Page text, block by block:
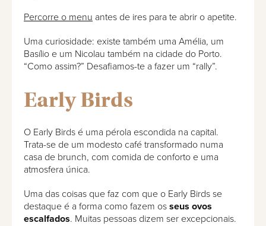
Percorre o menu antes de ires para te abrir o apetite.
Uma curiosidade: existe também uma Amélia, um
Basílio e um Nicolau também na cidade do Porto.
“Como assim?” Desafiamos-te a fazer um “rally”.
Early Birds
O Early Birds é uma pérola escondida na capital.
Trata-se de um modesto café transformado numa
casa de brunch, com comida de conforto e uma
atmosfera única.
Uma das coisas que faz com que o Early Birds se
destaque é a forma como fazem os seus ovos
escalfados. Muitas pessoas dizem ser excepcionais.